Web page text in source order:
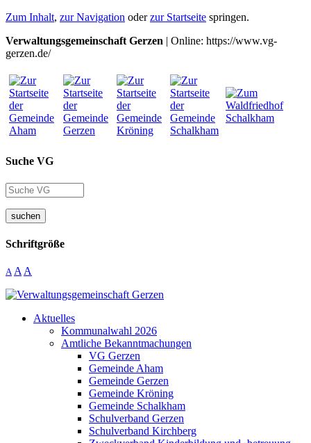
Zum Inhalt, zur Navigation oderzur Startseite springen.
Verwaltungsgemeinschaft Gerzen | Online: https://www.vg-
gerzen.de/
Suche VG
suchen
Schriftgröße
A A A
Aktuelles
Kommunalwahl 2026
Amtliche Bekanntmachungen
VG Gerzen
Gemeinde Aham
Gemeinde Gerzen
Gemeinde Kröning
Gemeinde Schalkham
Schulverband Gerzen
Schulverband Kirchberg